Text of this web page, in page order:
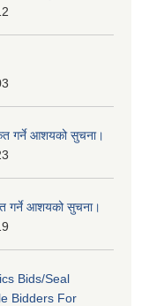
गर्ने आशयको सुचना।
गर्ने आशयको सुचना।
Bids/Seal
Bidders For